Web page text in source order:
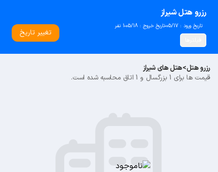
رزرو هتل شیراز
تاریخ ورود : 05/17 تاریخ خروج : 05/18 1 نفر
تغییر تاریخ
رزرو هتل>هتل های شیراز
قیمت ها برای 1 بزرگسال و 1 اتاق محاسبه شده است.